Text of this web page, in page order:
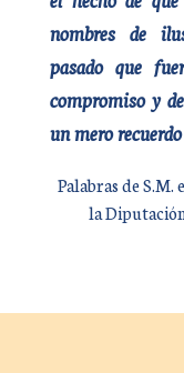
nombres de
pasado que
compromiso y
un mero
Palabras de
la